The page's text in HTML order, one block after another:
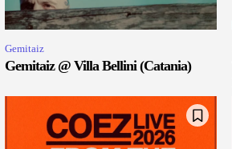
Gemitaiz
Gemitaiz @ Villa Bellini (Catania)